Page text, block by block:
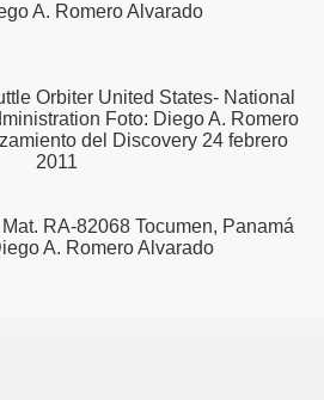
A. Romero Alvarado
Orbiter United States- National
Foto: Diego A. Romero
del Discovery 24 febrero
2011
RA-82068 Tocumen, Panamá
A. Romero Alvarado